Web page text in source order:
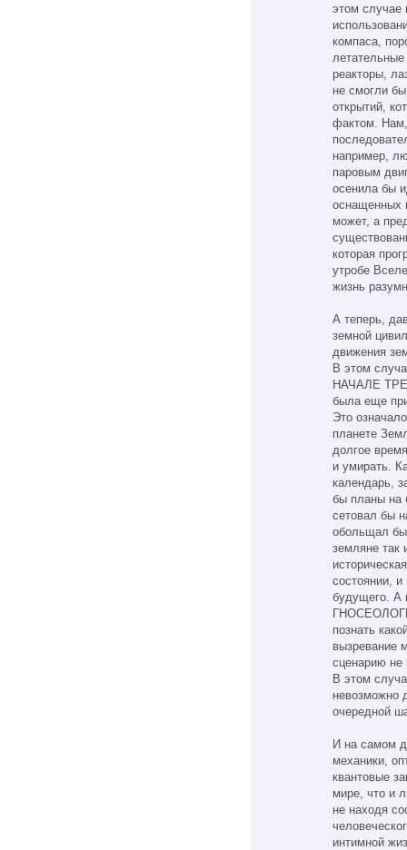
этом случае
компаса,
реакторы,
не смогли
открытий,
фактом.
например,
паровым
осенила бы
оснащенных
может, а
которая
утробе
жизнь
А теперь,
земной
движения
В этом
НАЧАЛЕ
была еще
Это
планете
долгое
и умирать.
календарь,
бы планы на
сетовал бы
обольщал
земляне так
состоянии,
будущего. А
познать
вызревание
сценарию не
В этом
невозможно
очередной
И на самом
механики,
квантовые
мире, что и
не находя
интимной